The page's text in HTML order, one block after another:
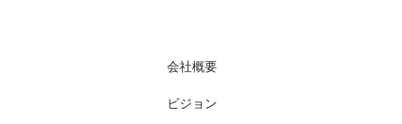
会社概要
ビジョン